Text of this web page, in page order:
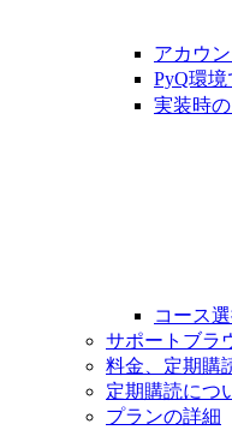
アカウ
PyQ環
実装時
コース
サポートブラ
料金、定期購
定期購読につ
プランの詳細